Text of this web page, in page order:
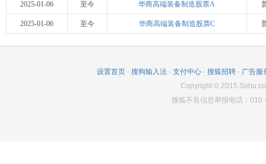
2025-01-06 至今 华商高端装备制造股票A
2025-01-06 至今 华商高端装备制造股票C
设置首页 - 搜狗输入法 - 支付中心 - 搜狐招聘 - 广告服
Copyright© 2015
搜狐不良信息举报电话：010